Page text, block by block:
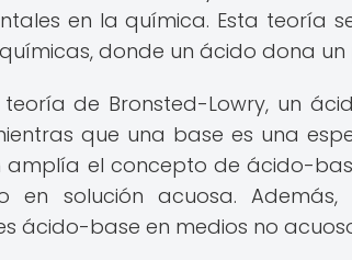
en la química. Esta teoría
donde un ácido dona
teoría de Bronsted-Lowry, un
que una base es una
amplía el concepto de ácido-
en solución acuosa.
ácido-base en medios no